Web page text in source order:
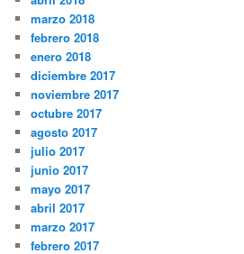
marzo 2018
febrero 2018
enero 2018
diciembre 2017
noviembre 2017
octubre 2017
agosto 2017
julio 2017
junio 2017
mayo 2017
abril 2017
marzo 2017
febrero 2017